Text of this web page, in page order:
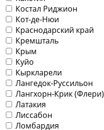
Костал Риджион
Кот-де-Нюи
Краснодарский край
Кремшталь
Крым
Куйо
Кыркларели
Лангедок-Руссильон
Лангхорн-Крик (Флери)
Латакия
Лиссабон
Ломбардия